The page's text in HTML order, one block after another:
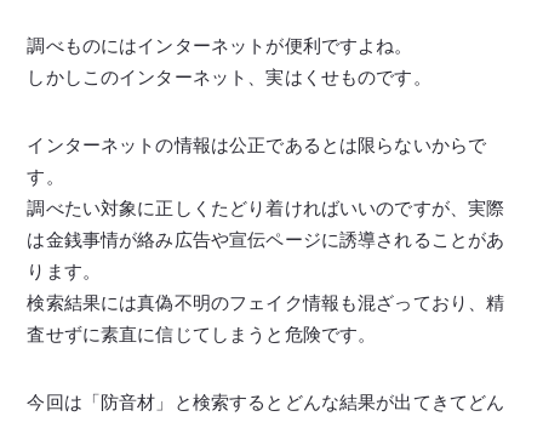
調べものにはインターネットが便利ですよね。
しかしこのインターネット、実はくせものです。
インターネットの情報は公正であるとは限らないからで
す。
調べたい対象に正しくたどり着ければいいのですが、実際
は金銭事情が絡み広告や宣伝ページに誘導されることがあ
ります。
検索結果には真偽不明のフェイク情報も混ざっており、精
査せずに素直に信じてしまうと危険です。
今回は「防音材」と検索するとどんな結果が出てきてどん